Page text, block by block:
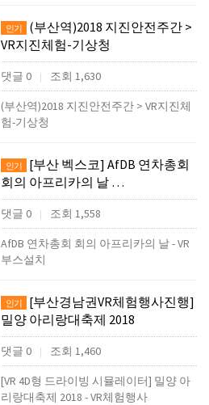
인기
(부산역)2018 지진안전주간 >
VR지진체험-기상청
댓글 0 | 조회 1,630
(부산역)2018 지진안전주간 > VR지진체
험-기상청
인기
[부산 벡스코] AfDB 연차총회
회의 아프리카의 날 …
댓글 0 | 조회 1,558
AfDB 연차총회 회의 아프리카의 날 - VR
부스설치
인기
[부산경남권VR체험행사진행]
밀양 아리랑대축제 2018
댓글 0 | 조회 1,460
[VR 4D형 드라이빙 시뮬레이터] 밀양 아
리랑대축제 2018 - VR체험행사